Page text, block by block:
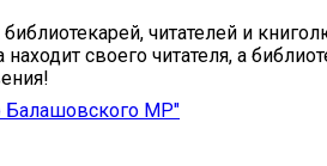
читателей и
своего читателя, а
Балашовского МР"